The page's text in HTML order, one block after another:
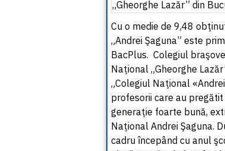
Cu o medie de 9,48
„Andrei Şaguna” este
BacPlus. Colegiul
Naţional „Gheorghe
„Colegiul Naţional
profesorii care au
generaţie foarte bună,
Naţional Andrei Şaguna.
cadru începând cu anul